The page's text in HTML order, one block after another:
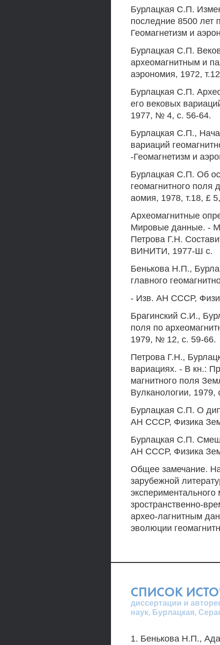
Бурлацкая С.П.
последние 8500
Геомагнетизм и
Бурлацкая С.П.
археомагнитным и
аэрономия, 1972,
Бурлацкая С.П.
его вековых
1977, № 4, с. 56-64.
Бурлацкая С.П.,
вариаций
-Геомагнетизм и
Бурлацкая С.П. Об
геомагнитного поля
аомия, 1978, т.18, £
Археомагнитные
Мировые данные. -
Петрова Г.Н.
ВИНИТИ, 1977-Ш с.
Бенькова Н.П.,
главного
- Изв. АН СССР,
Брагинский С.И.,
поля по
1979, № 12, с. 59-66.
Петрова Г.Н.,
вариациях. - В кн.:
магнитного поля
Вулканологии, 1979,
Бурлацкая С.П. О
АН СССР, Физика
Бурлацкая С.П.
АН СССР, Физика
Общее замечание.
зарубежной
зространственно-
архео-лагнитным
эволюции
СПИСОК
диссертации и
наук, Бурлацкая,
1. Бенькова Н.П.,